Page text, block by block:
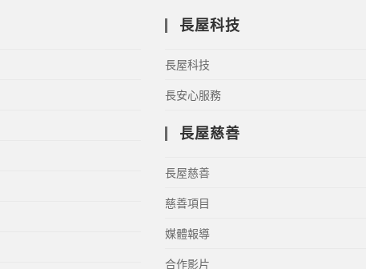
長屋科技
長屋科技
長安心服務
長屋慈善
長屋慈善
慈善項目
媒體報導
合作影片